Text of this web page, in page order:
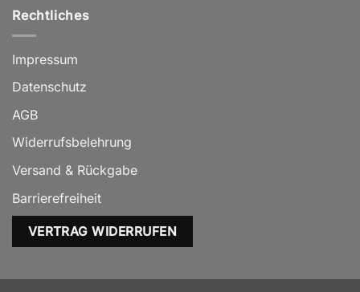
Rechtliches
Impressum
Datenschutz
AGB
Widerrufsbelehrung
Versand & Rückgabe
Barrierefreiheit
VERTRAG WIDERRUFEN